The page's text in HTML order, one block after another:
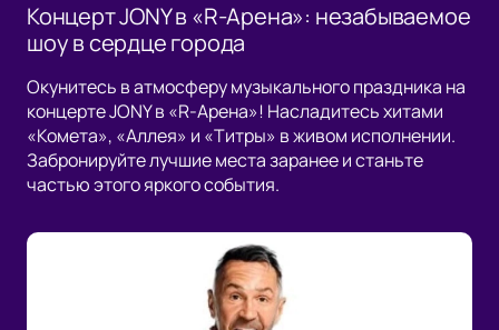
Концерт JONY в «R-Арена»: незабываемое
шоу в сердце города
Окунитесь в атмосферу музыкального праздника на
концерте JONY в «R-Арена»! Насладитесь хитами
«Комета», «Аллея» и «Титры» в живом исполнении.
Забронируйте лучшие места заранее и станьте
частью этого яркого события.